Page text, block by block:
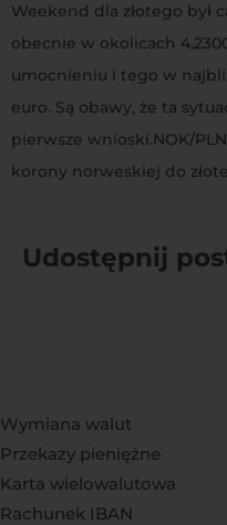
Weekend dla złotego był
obecnie w okolicach
umocnieniu i tego w
euro. Są obawy, że ta
pierwsze wnioski.NOK/
korony norweskiej do
Udostępnij
Wymiana walut
Przekazy pieniężne
Karta wielowalutowa
Rachunek IBAN